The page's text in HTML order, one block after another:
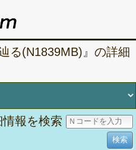
(N1839MB)』の詳細
情報を検索